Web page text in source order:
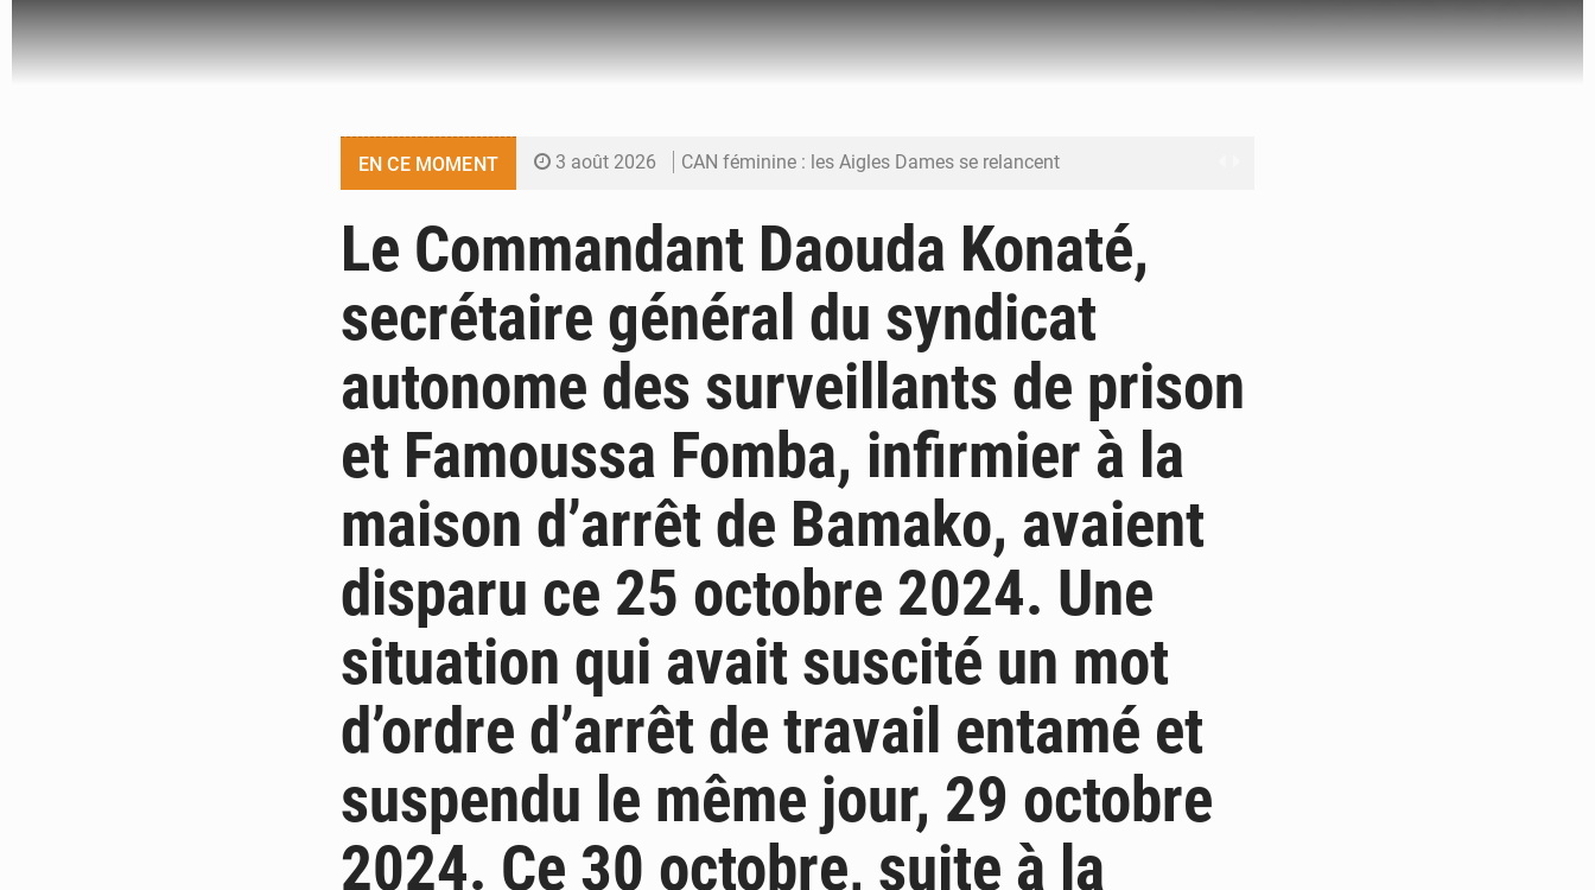
EN CE MOMENT 3 août 2026 CAN féminine : les Aigles Dames se relancent
3 août 2026 Hivernage : l’anticipation des crues à l’épreuve
3 août 2026 Mobilité étudiante : une présence africaine en hausse dans les universités russes
3 août 2026 Emploi des jeunes au Mali : des compétences encore difficiles à valoriser
Le Commandant Daouda Konaté,
secrétaire général du syndicat
autonome des surveillants de prison
et Famoussa Fomba, infirmier à la
maison d’arrêt de Bamako, avaient
disparu ce 25 octobre 2024. Une
situation qui avait suscité un mot
d’ordre d’arrêt de travail entamé et
suspendu le même jour, 29 octobre
2024. Ce 30 octobre, suite à la